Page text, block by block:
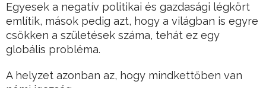
Egyesek a negatív politikai és gazdasági légkört
említik, mások pedig azt, hogy a világban is egyre
csökken a születések száma, tehát ez egy
globális probléma.
A helyzet azonban az, hogy mindkettőben van